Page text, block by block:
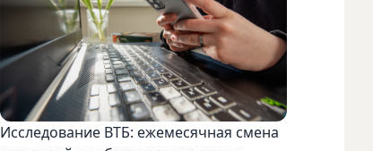
Исследование ВТБ: ежемесячная смена